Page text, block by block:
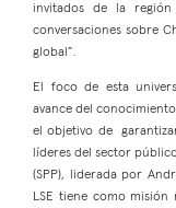
invitados de la región
conversaciones sobre
global”.
El foco de esta
avance del
el objetivo de
líderes del sector
(SPP), liderada por
LSE tiene como